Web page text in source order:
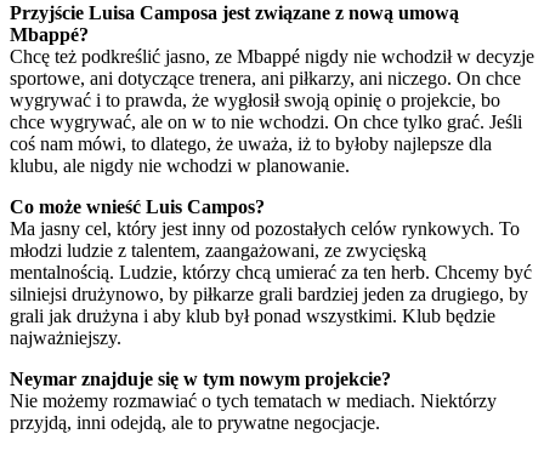
Przyjście Luisa Camposa jest związane z nową umową
Mbappé?
Chcę też podkreślić jasno, ze Mbappé nigdy nie wchodził w decyzje
sportowe, ani dotyczące trenera, ani piłkarzy, ani niczego. On chce
wygrywać i to prawda, że wygłosił swoją opinię o projekcie, bo
chce wygrywać, ale on w to nie wchodzi. On chce tylko grać. Jeśli
coś nam mówi, to dlatego, że uważa, iż to byłoby najlepsze dla
klubu, ale nigdy nie wchodzi w planowanie.
Co może wnieść Luis Campos?
Ma jasny cel, który jest inny od pozostałych celów rynkowych. To
młodzi ludzie z talentem, zaangażowani, ze zwycięską
mentalnością. Ludzie, którzy chcą umierać za ten herb. Chcemy być
silniejsi drużynowo, by piłkarze grali bardziej jeden za drugiego, by
grali jak drużyna i aby klub był ponad wszystkimi. Klub będzie
najważniejszy.
Neymar znajduje się w tym nowym projekcie?
Nie możemy rozmawiać o tych tematach w mediach. Niektórzy
przyjdą, inni odejdą, ale to prywatne negocjacje.